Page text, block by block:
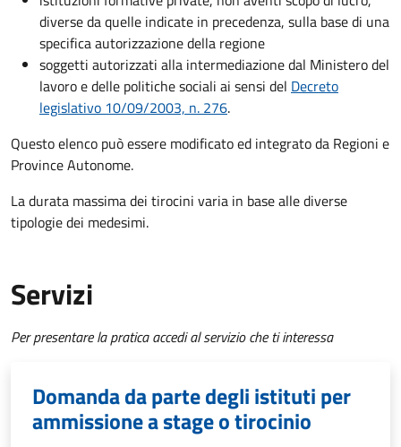
diverse da quelle indicate in precedenza, sulla base di una
specifica autorizzazione della regione
soggetti autorizzati alla intermediazione dal Ministero del
lavoro e delle politiche sociali ai sensi del Decreto
legislativo 10/09/2003, n. 276.
Questo elenco può essere modificato ed integrato da Regioni e
Province Autonome.
La durata massima dei tirocini varia in base alle diverse
tipologie dei medesimi.
Servizi
Per presentare la pratica accedi al servizio che ti interessa
Domanda da parte degli istituti per
ammissione a stage o tirocinio